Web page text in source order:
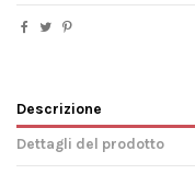
Descrizione
Dettagli del prodotto